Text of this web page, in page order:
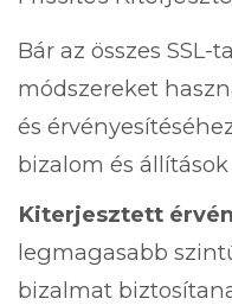
Bár az összes
módszereket
és
bizalom és
Kiterjesztett
legmagasabb
bizalmat